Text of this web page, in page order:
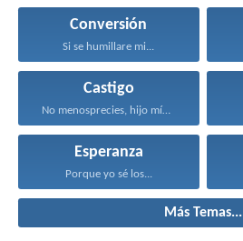
Conversión
Si se humillare mi...
Castigo
No menosprecies, hijo mío...
Esperanza
Porque yo sé los...
Más Temas...